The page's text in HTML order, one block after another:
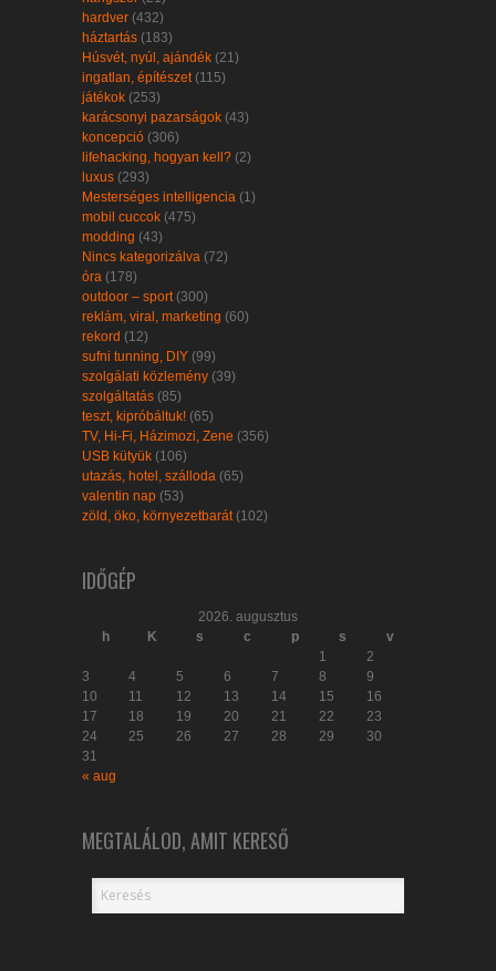
hardver (432)
háztartás (183)
Húsvét, nyúl, ajándék (21)
ingatlan, építészet (115)
játékok (253)
karácsonyi pazarságok (43)
koncepció (306)
lifehacking, hogyan kell? (2)
luxus (293)
Mesterséges intelligencia (1)
mobil cuccok (475)
modding (43)
Nincs kategorizálva (72)
óra (178)
outdoor – sport (300)
reklám, viral, marketing (60)
rekord (12)
sufni tunning, DIY (99)
szolgálati közlemény (39)
szolgáltatás (85)
teszt, kipróbáltuk! (65)
TV, Hi-Fi, Házimozi, Zene (356)
USB kütyük (106)
utazás, hotel, szálloda (65)
valentin nap (53)
zöld, öko, környezetbarát (102)
IDŐGÉP
2026. augusztus
h
K s c p s
v
1
2
3
4 5 6 7 8
9
10
11 12 13 14 15
16
17
18 19 20 21 22
23
24
25 26 27 28 29
30
31
« aug
MEGTALÁLOD, AMIT KERESŐ